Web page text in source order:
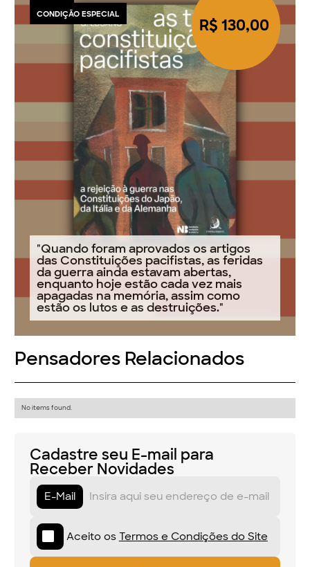
CONDIÇÃO ESPECIAL
R$ 130,00
"Quando foram aprovados os artigos
das Constituições pacifistas, as feridas
da guerra ainda estavam abertas,
enquanto hoje estão cada vez mais
apagadas na memória, assim como
estão os lutos e as destruições."
Pensadores Relacionados
No items found.
Cadastre seu E-mail para
Receber Novidades
E-Mail
Aceito os Termos e Condições do Site